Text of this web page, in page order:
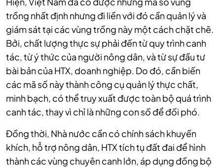
trồng nhất định nhưng đi liền với đó cần quản lý và
giám sát tại các vùng trồng này một cách chặt chẽ.
Bởi, chất lượng thực sự phải đến từ quy trình canh
tác, từ ý thức của người nông dân, và từ sự đầu tư
bài bản của HTX, doanh nghiệp. Do đó, cần biến
các mã số này thành công cụ quản lý thực chất,
minh bạch, có thể truy xuất được toàn bộ quá trình
canh tác, thay vì chỉ là những con số để đối phó.
Đồng thời, Nhà nước cần có chính sách khuyến
khích, hỗ trợ nông dân, HTX tích tụ đất đai để hình
thành các vùng chuyên canh lớn, áp dụng đồng bộ